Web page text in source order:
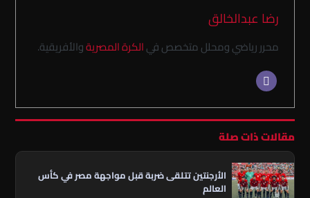
رضا عبدالخالق
محرر رياضي ومحلل متخصص فيالكرة المصريةوالأفريقية.
مقالات ذات صلة
الأرجنتين تتلقى ضربة قبل مواجهة مصر في كأس
العالم